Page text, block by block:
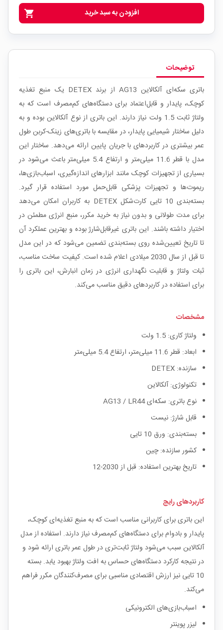
shopping_cart افزودن به سبد خرید
توضیحات
باتری سکه‌ای آلکالاین AG13 از برند DETEX یک منبع تغذیه
کوچک، پایدار و قابل‌اعتماد برای دستگاه‌های کم‌مصرف است که به
ولتاژ ثابت 1.5 ولت نیاز دارند. این باتری از نوع آلکالاین بوده و به
دلیل ساختار شیمیایی پایدار، در مقایسه با باتری‌های زینک-کربن طول
عمر بیشتری در کاربردهای با جریان پایین ارائه می‌دهد. ساختار این
مدل با قطر 11.6 میلی‌متر و ارتفاع 5.4 میلی‌متر باعث می‌شود در
بسیاری از تجهیزات کوچک مانند ابزارهای اندازه‌گیری، اسباب‌بازی‌ها،
ریموت‌ها و تجهیزات پزشکی قابل‌حمل مورد استفاده قرار گیرد.
بسته‌بندی 10 تایی کارت‌شکل DETEX به کاربران امکان می‌دهد
برای مدت طولانی و بدون نیاز به خرید مکرر، منبع انرژی مطمئن در
اختیار داشته باشند. این باتری غیرقابل‌شارژ بوده و بهترین عملکرد آن
تا تاریخ تعیین‌شده روی بسته‌بندی تضمین می‌شود که در این مدل
تا قبل از سال 2030 میلادی اعلام شده است. کیفیت ساخت مناسب،
ثبات ولتاژ و قابلیت نگهداری انرژی در زمان انبارش، این باتری را
برای استفاده در کاربردهای دقیق مناسب می‌کند.
مشخصات
ولتاژ کاری: 1.5 ولت
ابعاد: قطر 11.6 میلی‌متر، ارتفاع 5.4 میلی‌متر
سازنده: DETEX
تکنولوژی: آلکالاین
نوع باتری: سکه‌ای AG13 / LR44
قابل شارژ: نیست
بسته‌بندی: ورق 10 تایی
کشور سازنده: چین
تاریخ بهترین استفاده: قبل از 2030-12
کاربردهای رایج
این باتری برای کاربرانی مناسب است که به منبع تغذیه‌ای کوچک،
پایدار و بادوام برای دستگاه‌های کم‌مصرف نیاز دارند. استفاده از مدل
آلکالاین سبب می‌شود ولتاژ ثابت‌تری در طول عمر باتری ارائه شود و
در نتیجه کارکرد دستگاه‌های حساس به افت ولتاژ بهبود یابد. بسته
10 تایی نیز ارزش اقتصادی مناسبی برای مصرف‌کنندگان مکرر فراهم
می‌کند.
اسباب‌بازی‌های الکترونیکی
لیزر پوینتر